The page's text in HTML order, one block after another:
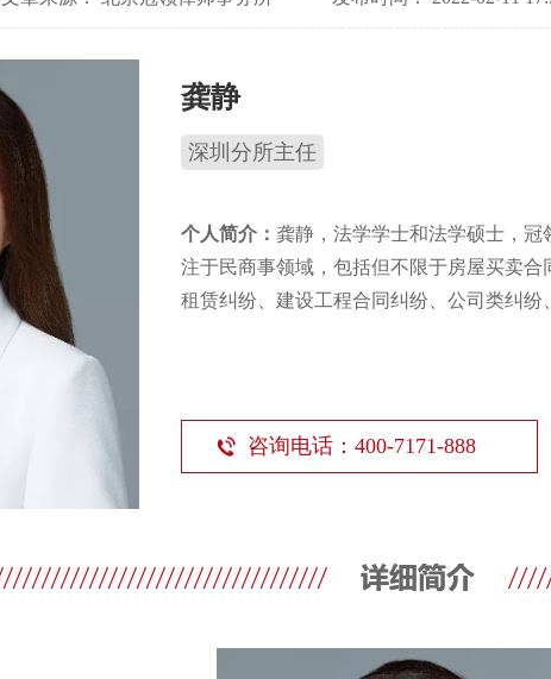
龚静
深圳分所主任
个人简介： 龚静，法学学士和法学硕士，
注于民商事领域，包括但不限于房屋买卖
租赁纠纷、建设工程合同纠纷、公司类纠纷
咨询电话：400-7171-888